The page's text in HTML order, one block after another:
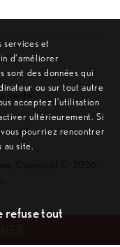
vente
services et
d’améliorer
sont des données qui
ou sur tout autre
acceptez l’utilisation
ultérieurement. Si
pourriez rencontrer
au site.
refuse tout